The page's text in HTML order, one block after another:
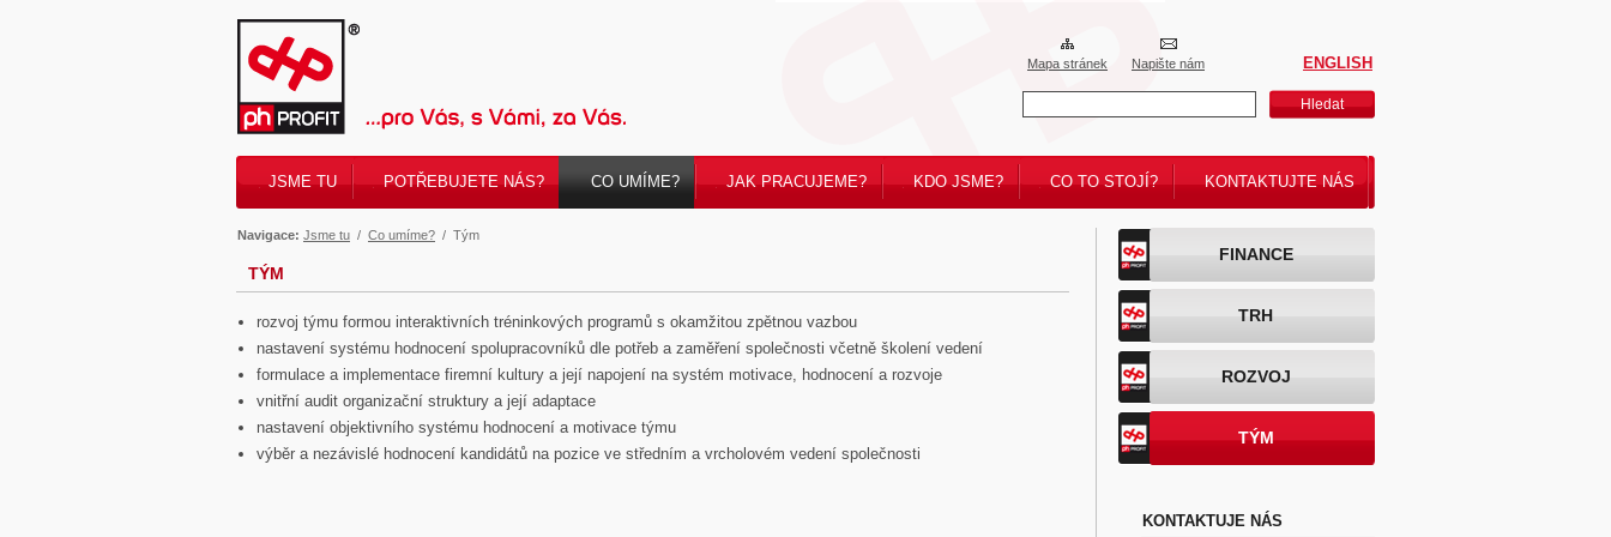
Mapa stránek Napište nám ENGLISH
Hledat
JSME TU POTŘEBUJETE NÁS? CO UMÍME? JAK PRACUJEME? KDO JSME? CO TO STOJÍ? KONTAKTUJTE NÁS
Navigace: Jsme tu / Co umíme? / Tým
TÝM
rozvoj týmu formou interaktivních tréninkových programů s okamžitou zpětnou vazbou
nastavení systému hodnocení spolupracovníků dle potřeb a zaměření společnosti včetně školení vedení
formulace a implementace firemní kultury a její napojení na systém motivace, hodnocení a rozvoje
vnitřní audit organizační struktury a její adaptace
nastavení objektivního systému hodnocení a motivace týmu
výběr a nezávislé hodnocení kandidátů na pozice ve středním a vrcholovém vedení společnosti
FINANCE
TRH
ROZVOJ
TÝM
KONTAKTUJE NÁS